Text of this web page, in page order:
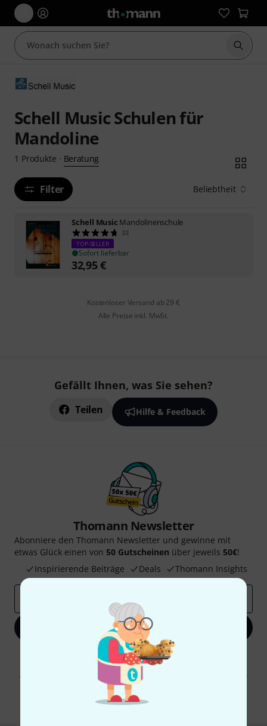
Suche
Schell Music Schulen für
Mandoline
1 Produkte · Beratung
Filter Beliebtheit
Schell Music Mandolinenschule
33
TOP-SELLER
Sofort lieferbar
32,95€
Kostenloser Versand ab 29 €
Alle Preise inkl. MwSt.
Gefällt Ihnen, was Sie sehen?
Teilen Hilfe & Feedback
Thomann Newsletter
Abonniere den Thomann Newsletter und gewinne mit
etwas Glück einen von 50 Gutscheinen über jeweils 50€!
Inspirierende Beiträge
Deals Thomann Insights
Jetzt anmelden
Mit Klick auf „Jetzt anmelden“ stimmen Sie dem Erhalt von E-Mail-
Werbung und einer Messung des E-Mail-Nutzungsverhaltens zu. Die
Abmeldung ist jederzeit möglich. Weitere Informationen finden Sie in
unserenDatenschutzhinweisen
* Pflichtfeld